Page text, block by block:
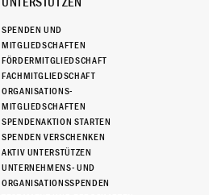
SPENDEN UND
MITGLIEDSCHAFTEN
FÖRDERMITGLIEDSCHAFT
FACHMITGLIEDSCHAFT
ORGANISATIONS-
MITGLIEDSCHAFTEN
SPENDENAKTION STARTEN
SPENDEN VERSCHENKEN
AKTIV UNTERSTÜTZEN
UNTERNEHMENS- UND
ORGANISATIONSSPENDEN